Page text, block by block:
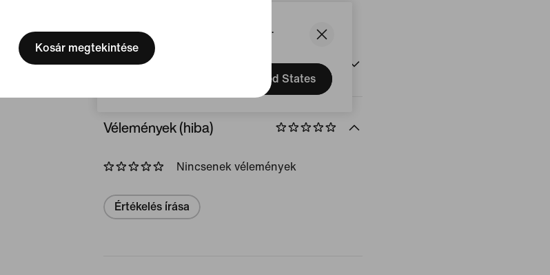
We think you are in United States.
Update your location?
United States
Kosár megtekintése
Méret és fazon
Vélemények (hiba)
Nincsenek vélemények
Értékelés írása